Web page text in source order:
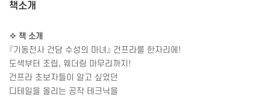
책소개
❖ 책 소개
『기동전사 건담 수성의 마녀』 건프라를 한자리에 !
도색부터 조립 , 웨더링 마무리까지 !
건프라 초보자들이 알고 싶었던
디테일을 올리는 공작 테크닉을